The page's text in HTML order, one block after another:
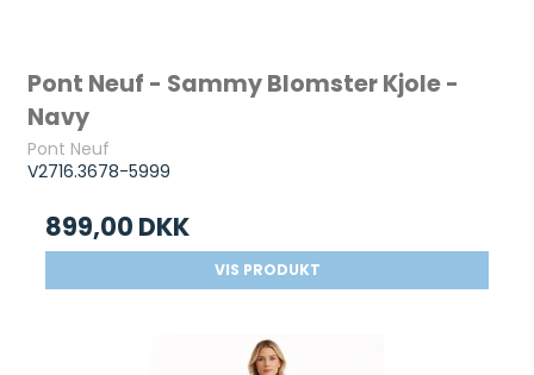
Pont Neuf - Sammy Blomster Kjole -
Navy
Pont Neuf
V2716.3678-5999
899,00 DKK
VIS PRODUKT